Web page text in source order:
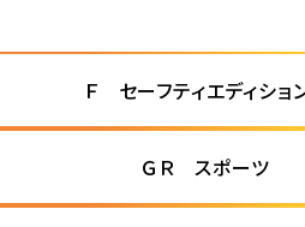
Ｆ セーフティエディショ
ＧＲ スポーツ